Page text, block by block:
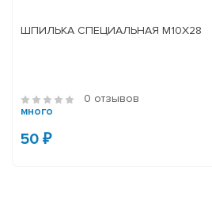
ШПИЛЬКА СПЕЦИАЛЬНАЯ М10Х28
0 отзывов
много
50 ₽